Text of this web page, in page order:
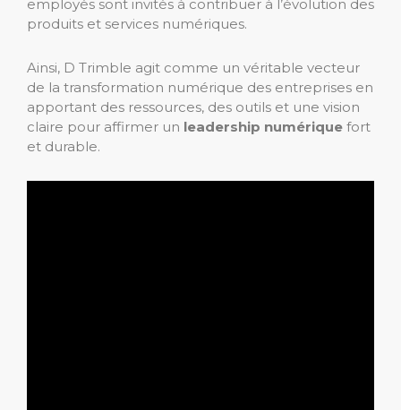
employés sont invités à contribuer à l’évolution des
produits et services numériques.
Ainsi, D Trimble agit comme un véritable vecteur
de la transformation numérique des entreprises en
apportant des ressources, des outils et une vision
claire pour affirmer un leadership numérique fort
et durable.